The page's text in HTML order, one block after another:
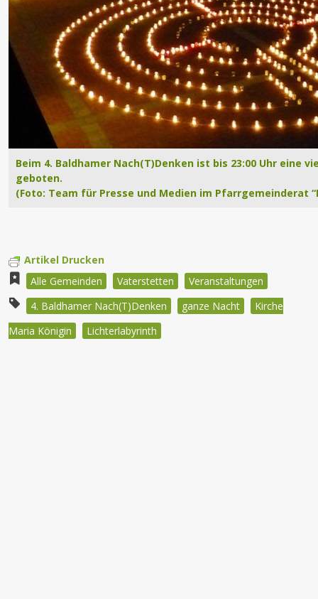
Beim 4. Baldhamer Nach(T)Denken ist bis 23:00 Uhr eine
geboten.
(Foto: Team für Presse und Medien im Pfarrgemeinderat
Artikel Drucken
Alle Gemeinden
Vaterstetten
Veranstaltungen
4. Baldhamer Nach(T)Denken
ganze Nacht
Kirche
Maria Königin
Lichterlabyrinth